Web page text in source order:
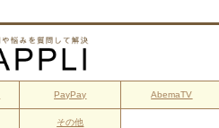
PayPay AbemaTV
その他